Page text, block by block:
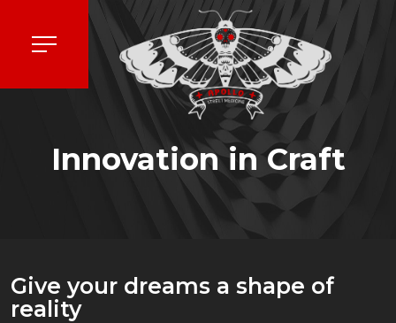
Innovation in Craft
Give your dreams a shape of
reality